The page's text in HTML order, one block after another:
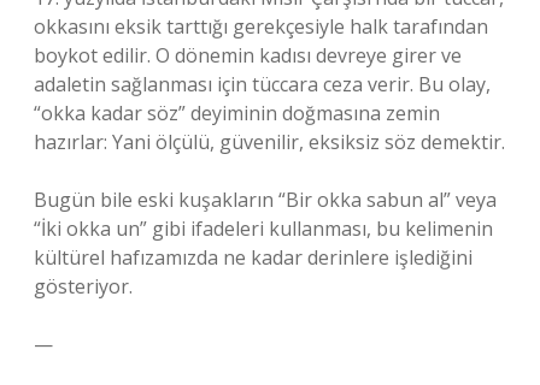
okkasını eksik tarttığı gerekçesiyle halk tarafından
boykot edilir. O dönemin kadısı devreye girer ve
adaletin sağlanması için tüccara ceza verir. Bu olay,
“okka kadar söz” deyiminin doğmasına zemin
hazırlar: Yani ölçülü, güvenilir, eksiksiz söz demektir.
Bugün bile eski kuşakların “Bir okka sabun al” veya
“İki okka un” gibi ifadeleri kullanması, bu kelimenin
kültürel hafızamızda ne kadar derinlere işlediğini
gösteriyor.
—